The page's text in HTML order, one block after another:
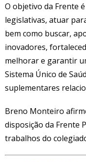
O objetivo da Frente
legislativas, atuar
bem como buscar,
inovadores,
melhorar e garantir
Sistema Único de
suplementares
Breno Monteiro
disposição da Frente
trabalhos do